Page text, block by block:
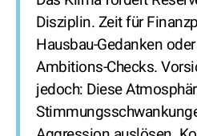
Disziplin. Zeit für
Hausbau-Gedanken oder
Ambitions-Checks.
jedoch: Diese